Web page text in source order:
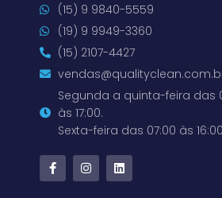
(15) 9 9840-5559
(19) 9 9949-3360
(15) 2107-4427
Segunda a quinta-feira das
às 17:00.
Sexta-feira das 07:00 às